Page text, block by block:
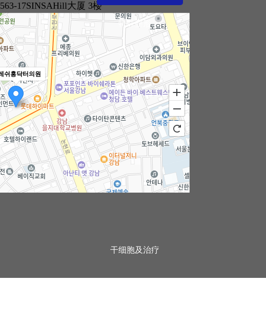
特殊整形
干细胞及治疗
17SINSAHill大厦 3楼
쉬홍닥터의원